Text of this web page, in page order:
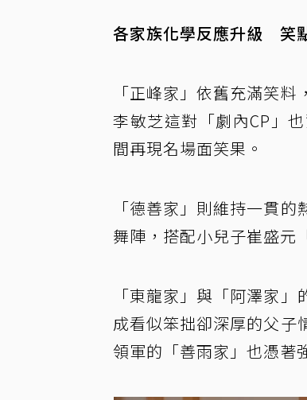
各家族化學反應升級 笑
「正峰家」依舊充滿笑
李敏芝這對「劇內CP」
間再現名場面笑果。
「德善家」則維持一貫
舞陣，搭配小兒子崔盛元
「東龍家」與「阿澤家
成看似笨拙卻深厚的父子
領軍的「善雨家」也憑著